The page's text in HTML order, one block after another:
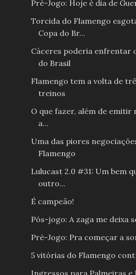
Pré-Jogo: Hoje é dia de
Torcida do Flamengo
Copa do Br...
Cáceres poderia enfrentar
do Brasil
Flamengo tem a volta de
treinos
O que fazer, além de
a...
Uma das piores
Flamengo
Lulucast 2.0 #31: Um bem
outro...
É campeão!
Pós-jogo: A zaga me deixa
Pré-Jogo: Pra começar a
5 vitórias do Flamengo